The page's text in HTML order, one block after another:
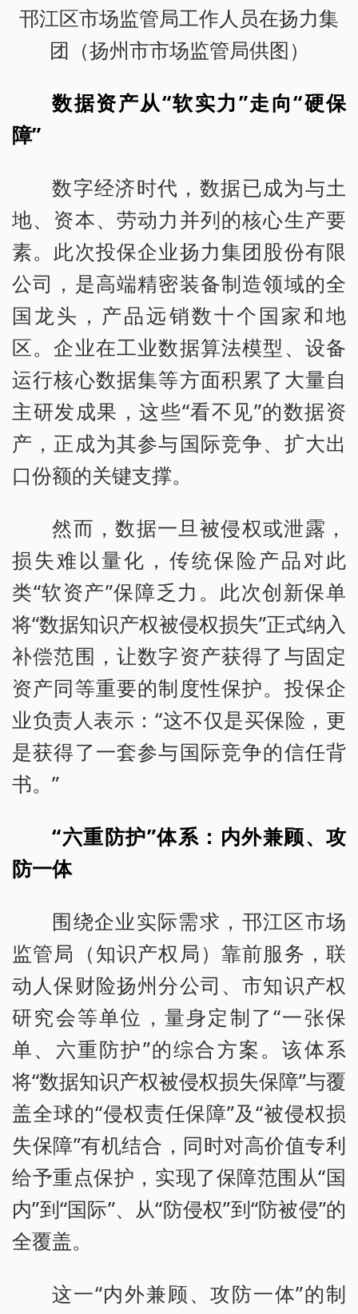
邗江区市场监管局工作人员在扬力集
团（扬州市市场监管局供图）
数据资产从“软实力”走向“硬保
障”
数字经济时代，数据已成为与土
地、资本、劳动力并列的核心生产要
素。此次投保企业扬力集团股份有限
公司，是高端精密装备制造领域的全
国龙头，产品远销数十个国家和地
区。企业在工业数据算法模型、设备
运行核心数据集等方面积累了大量自
主研发成果，这些“看不见”的数据资
产，正成为其参与国际竞争、扩大出
口份额的关键支撑。
然而，数据一旦被侵权或泄露，
损失难以量化，传统保险产品对此
类“软资产”保障乏力。此次创新保单
将“数据知识产权被侵权损失”正式纳入
补偿范围，让数字资产获得了与固定
资产同等重要的制度性保护。投保企
业负责人表示：“这不仅是买保险，更
是获得了一套参与国际竞争的信任背
书。”
“六重防护”体系：内外兼顾、攻
防一体
围绕企业实际需求，邗江区市场
监管局（知识产权局）靠前服务，联
动人保财险扬州分公司、市知识产权
研究会等单位，量身定制了“一张保
单、六重防护”的综合方案。该体系
将“数据知识产权被侵权损失保障”与覆
盖全球的“侵权责任保障”及“被侵权损
失保障”有机结合，同时对高价值专利
给予重点保护，实现了保障范围从“国
内”到“国际”、从“防侵权”到“防被侵”的
全覆盖。
这一“内外兼顾、攻防一体”的制